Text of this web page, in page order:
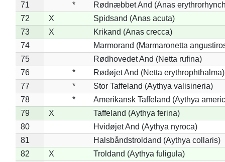
71
*
Rødnæbbet And (Anas
72
X
Spidsand (Anas acuta)
73
X
Krikand (Anas crecca)
74
Marmorand (Marmaronetta
75
Rødhovedet And (Netta rufina)
76
*
Rødøjet And (Netta erythrophthalma)
77
*
Stor Taffeland (Aythya valisineria)
78
*
Amerikansk Taffeland (Aythya
79
X
Taffeland (Aythya ferina)
80
Hvidøjet And (Aythya nyroca)
81
Halsbåndstroldand (Aythya collaris)
82
X
Troldand (Aythya fuligula)